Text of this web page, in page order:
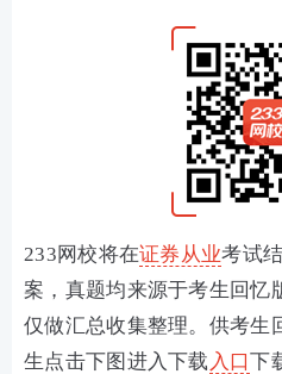
233网校将在证券从业考试
案，真题均来源于考生回忆
仅做汇总收集整理。供考生
生点击下图进入下载 入口下